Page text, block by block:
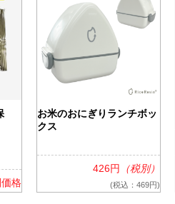
格
お米のおにぎりランチボッ
クス
426円 （税別）
(税込：469円)